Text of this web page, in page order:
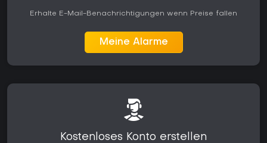
ausschließlich auf das Fahren und spricht damit eine
Fahrsimulationen schätzt.
Erhalte E-Mail-Benachrichtigungen wenn Preise fallen
Meine Alarme
Kostenloses Konto erstellen